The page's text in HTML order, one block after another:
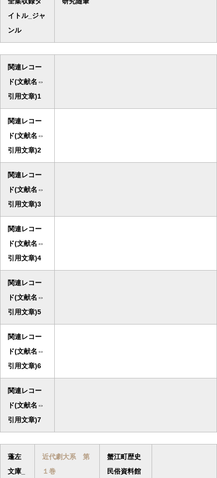
イトル_ジャ
ンル
関連レコー
ド(文献名⇔
引用文章)1
関連レコー
ド(文献名⇔
引用文章)2
関連レコー
ド(文献名⇔
引用文章)3
関連レコー
ド(文献名⇔
引用文章)4
関連レコー
ド(文献名⇔
引用文章)5
関連レコー
ド(文献名⇔
引用文章)6
関連レコー
ド(文献名⇔
引用文章)7
蓬左
文庫_
近代劇大系 第
１巻
蟹江町歴史
民俗資料館